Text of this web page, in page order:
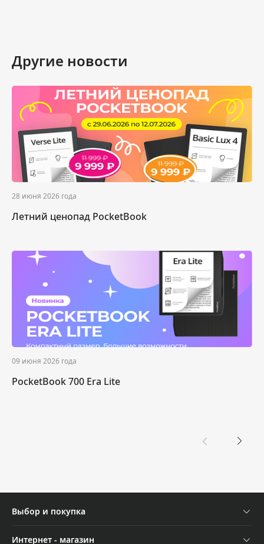
Другие новости
28 июня 2026 года
Летний ценопад PocketBook
09 июня 2026 года
PocketBook 700 Era Lite
Выбор и покупка
Интернет - магазин